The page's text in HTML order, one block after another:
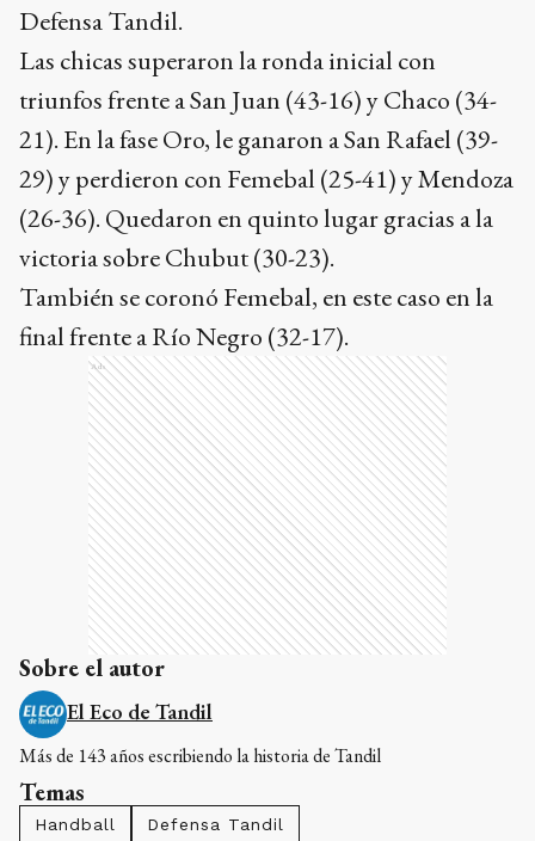
Defensa Tandil.
Las chicas superaron la ronda inicial con
triunfos frente a San Juan (43-16) y Chaco (34-
21). En la fase Oro, le ganaron a San Rafael (39-
29) y perdieron con Femebal (25-41) y Mendoza
(26-36). Quedaron en quinto lugar gracias a la
victoria sobre Chubut (30-23).
También se coronó Femebal, en este caso en la
final frente a Río Negro (32-17).
Ads
Sobre el autor
El Eco de Tandil
Más de 143 años escribiendo la historia de Tandil
Temas
Handball Defensa Tandil